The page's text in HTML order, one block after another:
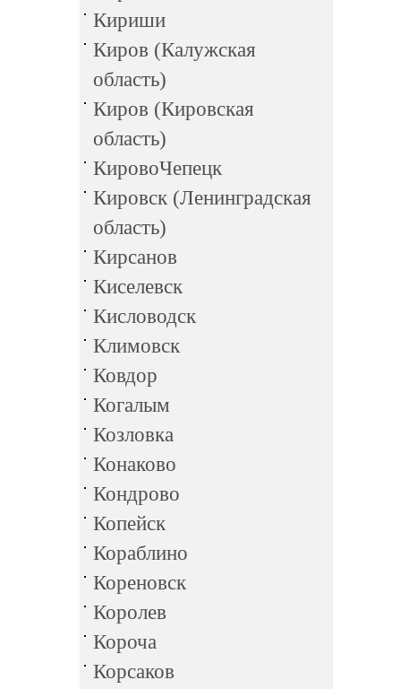
Кириши
Киров (Калужская
область)
Киров (Кировская
область)
КировоЧепецк
Кировск (Ленинградская
область)
Кирсанов
Киселевск
Кисловодск
Климовск
Ковдор
Когалым
Козловка
Конаково
Кондрово
Копейск
Кораблино
Кореновск
Королев
Короча
Корсаков